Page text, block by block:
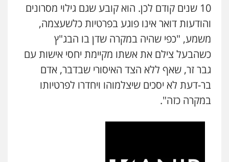
10 שנים קודם לכן. הוא קובע שגם גילוי מסרונים
והודעות דואר אינו פוגע בפרטיות כלשעצמה,
משמע, "כפי שהיה במקרה שדן בו הבג"ץ
כשהבעל צילם את אשתו מקיימת יחסי אישות עם
גבר זר, שאף ללא הצד האיסורי שבדבר, אדם
בר-דעת לא יסכים שיצלמוהו ויחדרו לפרטיותו
במקרה כזה".